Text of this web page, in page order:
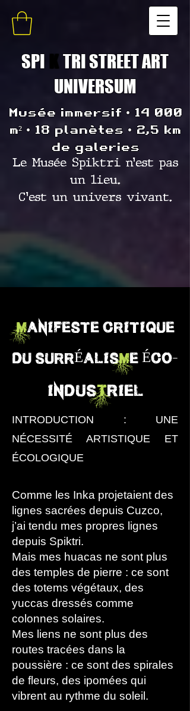
SPI KTRI STREET ART
UNIVERSUM
Musée immersif • 14 000
m² • 18 planètes • 2,5 km
de galeries
Le Musée Spiktri n’est pas
un lieu.
C’est un univers vivant.
MANIFESTE CRITIQUE
DU SURRÉALISME ÉCO-
Industriel
INTRODUCTION : UNE
NÉCESSITÉ ARTISTIQUE ET
ÉCOLOGIQUE
Comme les Inka projetaient des
lignes sacrées depuis Cuzco,
j’ai tendu mes propres lignes
depuis Spiktri.
Mais mes huacas ne sont plus
des temples de pierre : ce sont
des totems végétaux, des
yuccas dressés comme
colonnes solaires.
Mes liens ne sont plus des
routes tracées dans la
poussière : ce sont des spirales
de fleurs, des ipomées qui
vibrent au rythme du soleil.